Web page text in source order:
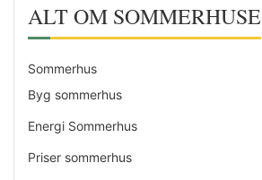
ALT OM SOMMERHUSE
Sommerhus
Byg sommerhus
Energi Sommerhus
Priser sommerhus